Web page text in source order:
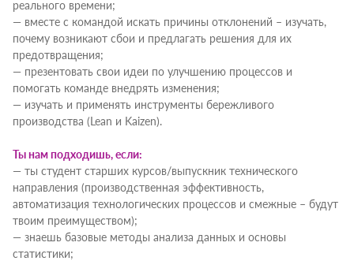
реального времени;
— вместе с командой искать причины отклонений – изучать,
почему возникают сбои и предлагать решения для их
предотвращения;
— презентовать свои идеи по улучшению процессов и
помогать команде внедрять изменения;
— изучать и применять инструменты бережливого
производства (Lean и Kaizen).
Ты нам подходишь, если:
— ты студент старших курсов/выпускник технического
направления (производственная эффективность,
автоматизация технологических процессов и смежные – будут
твоим преимуществом);
— знаешь базовые методы анализа данных и основы
статистики;